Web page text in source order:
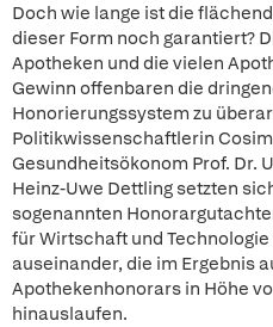
Doch wie lange ist die
dieser Form noch garantiert?
Apotheken und die vielen
Gewinn offenbaren die
Honorierungssystem zu
Politikwissenschaftlerin
Gesundheitsökonom Prof. Dr.
Heinz-Uwe Dettling setzten
sogenannten
für Wirtschaft und
auseinander, die im Ergebnis
Apothekenhonorars in Höhe
hinauslaufen.